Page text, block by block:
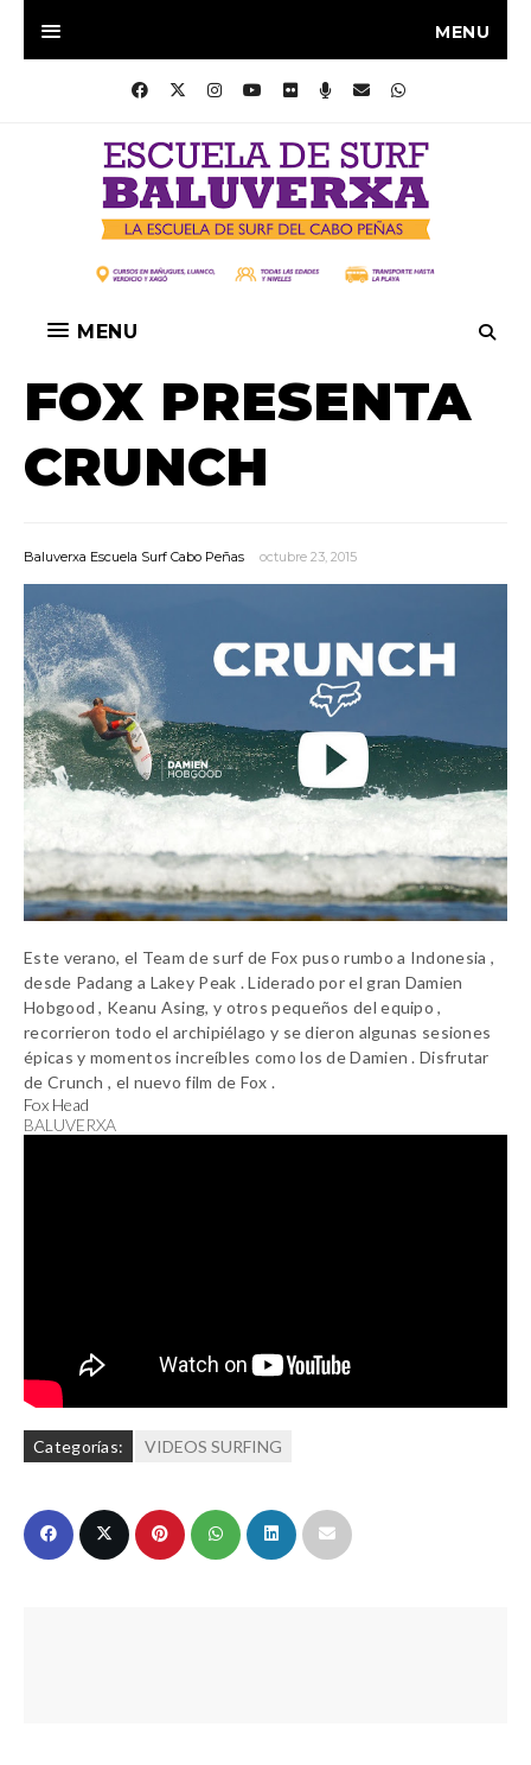
MENU
MENU
FOX PRESENTA
CRUNCH
Baluverxa Escuela Surf Cabo Peñas octubre 23, 2015
Este verano, el Team de surf de Fox puso rumbo a Indonesia ,
desde Padang a Lakey Peak . Liderado por el gran Damien
Hobgood , Keanu Asing, y otros pequeños del equipo,
recorrieron todo el archipiélago y se dieron algunas sesiones
épicas y momentos increíbles como los de Damien . Disfrutar
de Crunch , el nuevo film de Fox .
Fox Head
BALUVERXA
Categorías: VIDEOS SURFING